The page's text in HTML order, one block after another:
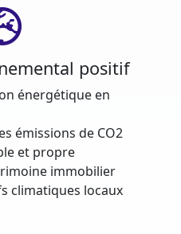
positif
énergétique en
émissions de CO2
et propre
immobilier
climatiques locaux